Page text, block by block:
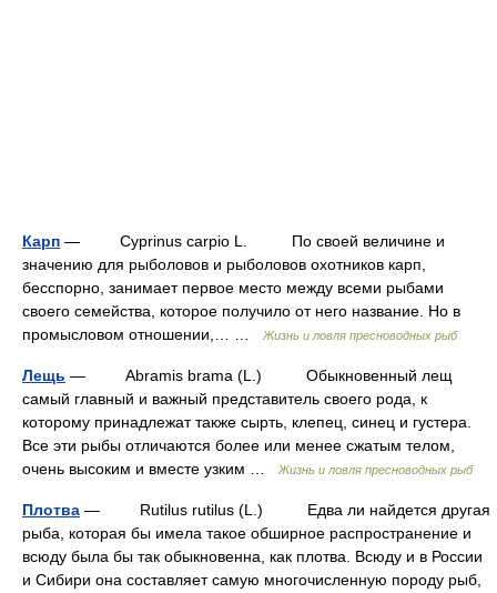
Карп — Cyprinus carpio L. По своей величине и
значению для рыболовов и рыболовов охотников карп,
бесспорно, занимает первое место между всеми рыбами
своего семейства, которое получило от него название. Но в
промысловом отношении,… …
Жизнь и ловля пресноводных рыб
Лещь — Abramis brama (L.) Обыкновенный лещ
самый главный и важный представитель своего рода, к
которому принадлежат также сырть, клепец, синец и густера.
Все эти рыбы отличаются более или менее сжатым телом,
очень высоким и вместе узким …
Жизнь и ловля пресноводных рыб
Плотва — Rutilus rutilus (L.) Едва ли найдется другая
рыба, которая бы имела такое обширное распространение и
всюду была бы так обыкновенна, как плотва. Всюду и в России
и Сибири она составляет самую многочисленную породу рыб,